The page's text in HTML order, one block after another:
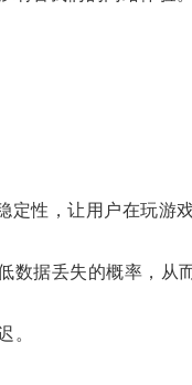
性，让用户在玩游
据丢失的概率，从
。